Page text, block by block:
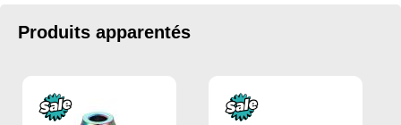
Produits apparentés